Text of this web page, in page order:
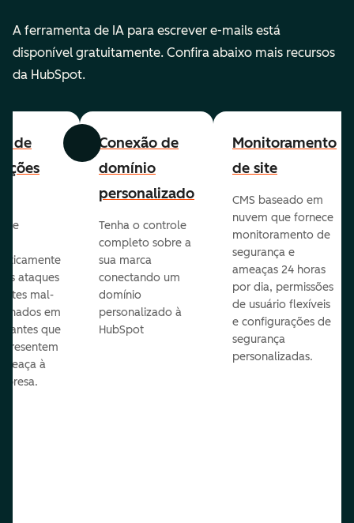
A ferramenta de IA para escrever e-mails está
disponível gratuitamente. Confira abaixo mais recursos
da HubSpot.
Anterior Avançar
de
e
ataques
mal-
em
antes que
à
Conexão de
domínio
personalizado
Tenha o controle
completo sobre a
sua marca
conectando um
domínio
personalizado à
HubSpot
Monitoramento
de site
CMS baseado em
nuvem que fornece
monitoramento de
segurança e
ameaças 24 horas
por dia, permissões
de usuário flexíveis
e configurações de
segurança
personalizadas.